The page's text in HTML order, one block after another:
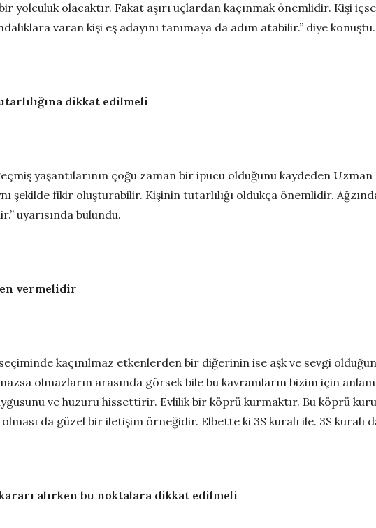
yolculuk olacaktır. Fakat aşırı uçlardan kaçınmak önemlidir. Kişi
varan kişi eş adayını tanımaya da adım atabilir.” diye konuştu.
dikkat edilmeli
yaşantılarının çoğu zaman bir ipucu olduğunu kaydeden
şekilde fikir oluşturabilir. Kişinin tutarlılığı oldukça önemlidir.
uyarısında bulundu.
vermelidir
kaçınılmaz etkenlerden bir diğerinin ise aşk ve sevgi
olmazların arasında görsek bile bu kavramların bizim için
ve huzuru hissettirir. Evlilik bir köprü kurmaktır. Bu köprü
da güzel bir iletişim örneğidir. Elbette ki 3S kuralı ile. 3S kuralı
alırken bu noktalara dikkat edilmeli